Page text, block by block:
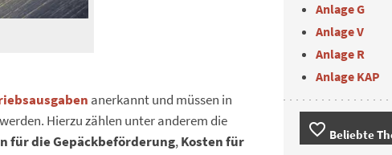
anerkannt und müssen in
Hierzu zählen unter anderem die
für die Gepäckbeförderung,Kosten für
Anlage G
Anlage V
Anlage R
Anlage KAP
favorite_border Beliebte